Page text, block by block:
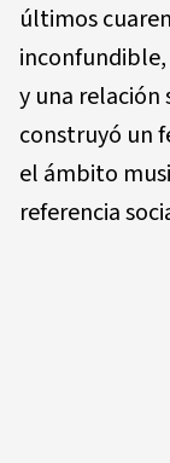
últimos
y una relación
construyó un
el ámbito
referencia